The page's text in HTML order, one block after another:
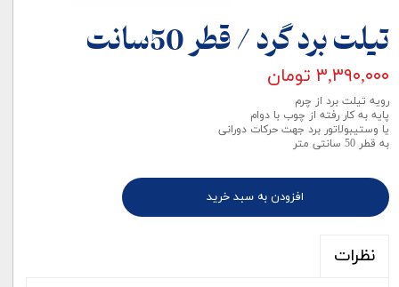
تیلت برد گرد / قطر 50سانت
۳,۳۹۰,۰۰۰ تومان
رویه تیلت برد از چرم
پایه به کار رفته از چوب با دوام
یا وستیبولاتور برد جهت حرکات دورانی
به قطر 50 سانتی متر
افزودن به سبد خرید
نظرات